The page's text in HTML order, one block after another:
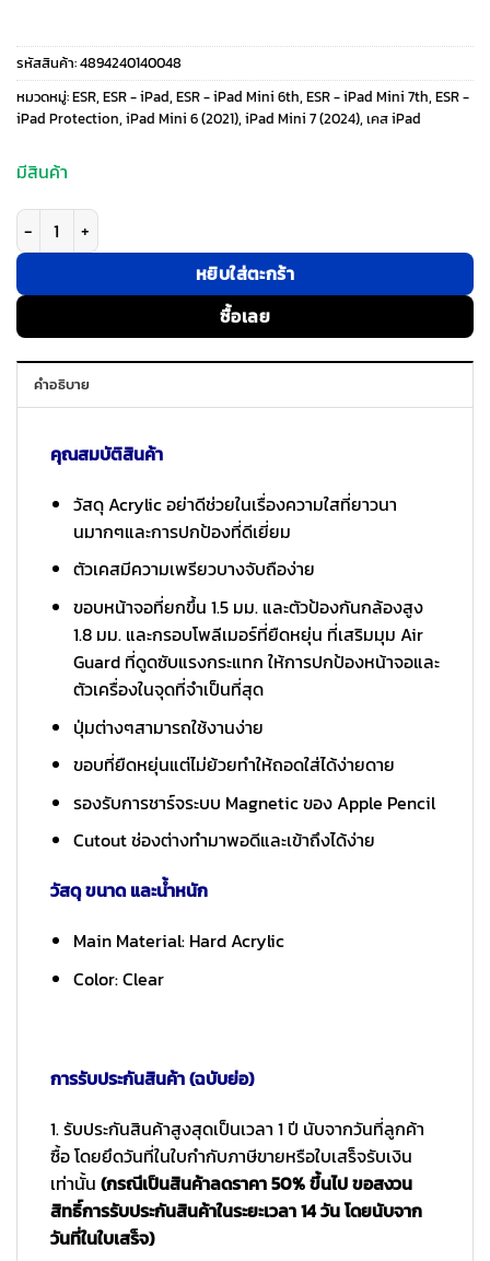
price
was:
price
is:
รหัสสินค้า:4894240140048
หมวดหมู่:ESR, ESR - iPad, ESR - iPad Mini 6th, ESR - iPad Mini 7th, ESR -
iPad Protection, iPad Mini 6 (2021), iPad Mini 7 (2024), เคส iPad
มีสินค้า
จำนวน ESR รุ่น Classic Hybrid Back - เคส iPad Mini (7th/6th Gen) - สี
หยิบใส่ตะกร้า
ซื้อเลย
คำอธิบาย
คุณสมบัติสินค้า
วัสดุ Acrylic อย่าดีช่วยในเรื่องความใสที่ยาวนา
นมากๆและการปกป้องที่ดีเยี่ยม
ตัวเคสมีความเพรียวบางจับถือง่าย
ขอบหน้าจอที่ยกขึ้น 1.5 มม. และตัวป้องกันกล้องสูง
1.8 มม. และกรอบโพลีเมอร์ที่ยืดหยุ่น ที่เสริมมุม Air
Guard ที่ดูดซับแรงกระแทก ให้การปกป้องหน้าจอและ
ตัวเครื่องในจุดที่จำเป็นที่สุด
ปุ่มต่างๆสามารถใช้งานง่าย
ขอบที่ยืดหยุ่นแต่ไม่ย้วยทำให้ถอดใส่ได้ง่ายดาย
รองรับการชาร์จระบบ Magnetic ของ Apple Pencil
Cutout ช่องต่างทำมาพอดีและเข้าถึงได้ง่าย
วัสดุ ขนาด และน้ำหนัก
Main Material: Hard Acrylic
Color: Clear
การรับประกันสินค้า (ฉบับย่อ)
1. รับประกันสินค้าสูงสุดเป็นเวลา 1 ปี นับจากวันที่ลูกค้า
ซื้อ โดยยึดวันที่ในใบกำกับภาษีขายหรือใบเสร็จรับเงิน
เท่านั้น (กรณีเป็นสินค้าลดราคา 50% ขึ้นไป ขอสงวน
สิทธิ์การรับประกันสินค้าในระยะเวลา 14 วัน โดยนับจาก
วันที่ในใบเสร็จ)